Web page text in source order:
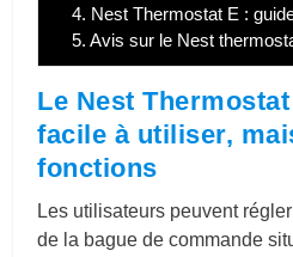
4. Nest Thermostat E :
5. Avis sur le Nest
Le Nest
facile à utiliser,
fonctions
Les utilisateurs peuvent
de la bague de commande